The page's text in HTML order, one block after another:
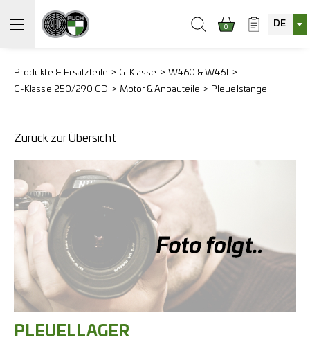
0 DE
Produkte & Ersatzteile G-Klasse
W460 & W461
G-Klasse 250/290 GD
Motor & Anbauteile Pleuelstange
Zurück zur Übersicht
PLEUELLAGER